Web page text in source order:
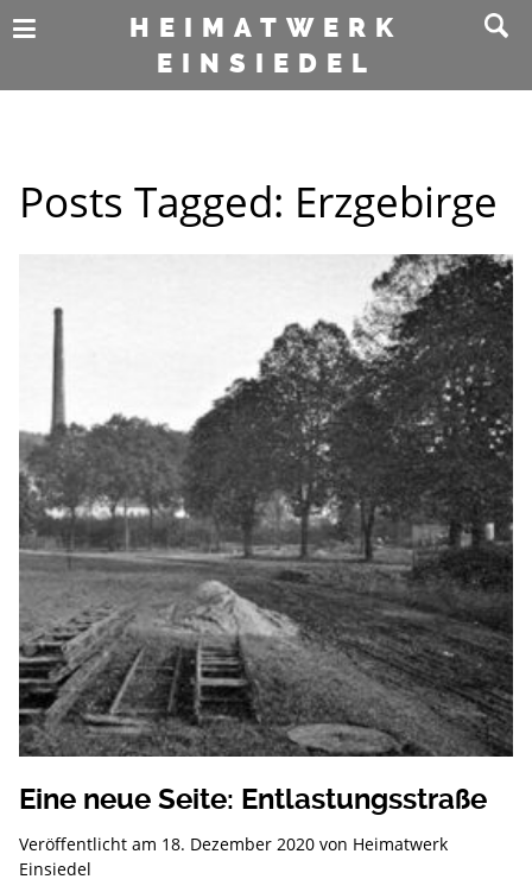
HEIMATWERK
EINSIEDEL
Posts Tagged: Erzgebirge
Eine neue Seite: Entlastungsstraße
Veröffentlicht am 18. Dezember 2020von Heimatwerk
Einsiedel